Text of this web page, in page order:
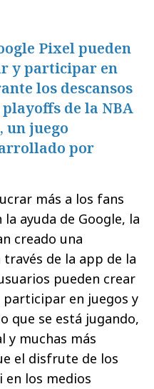
Pixel pueden
y participar en
los descansos
de la NBA
un juego
por
más a los fans
ayuda de Google, la
creado una
de la app de la
pueden crear
en juegos y
que se está jugando,
y muchas más
el disfrute de los
en los medios